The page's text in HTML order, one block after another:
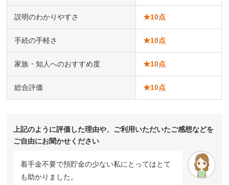
説明のわかりやすさ ★10点
手続の手軽さ ★10点
家族・知人へのおすすめ度 ★10点
総合評価 ★10点
上記のように評価した理由や、ご利用いただいたご感想などを
ご自由にお聞かせください
着手金不要で預貯金の少ない私にとってはとて
も助かりました。